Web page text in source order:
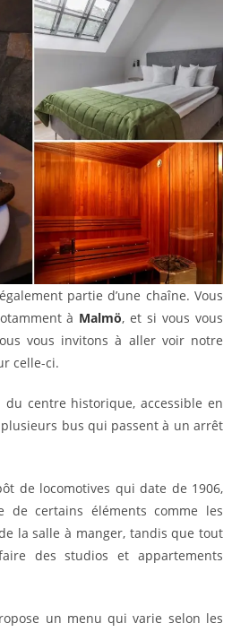
partie d’une chaîne. Vous
à Malmö, et si vous vous
vous invitons à aller voir notre
celle-ci.
centre historique, accessible en
bus qui passent à un arrêt
de locomotives qui date de 1906,
de certains éléments comme les
la salle à manger, tandis que tout
des studios et appartements
un menu qui varie selon les